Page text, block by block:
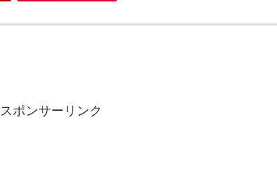
スポンサーリンク